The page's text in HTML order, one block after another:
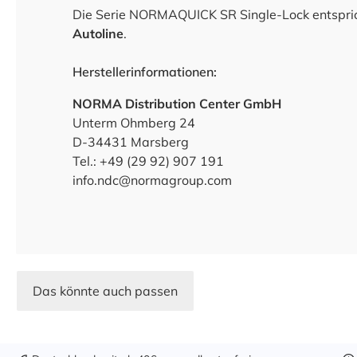
Die Serie NORMAQUICK SR Single-Lock
Autoline.
Herstellerinformationen:
NORMA Distribution Center GmbH
Unterm Ohmberg 24
D-34431 Marsberg
Tel.: +49 (29 92) 907 191
info.ndc@normagroup.com
Das könnte auch passen